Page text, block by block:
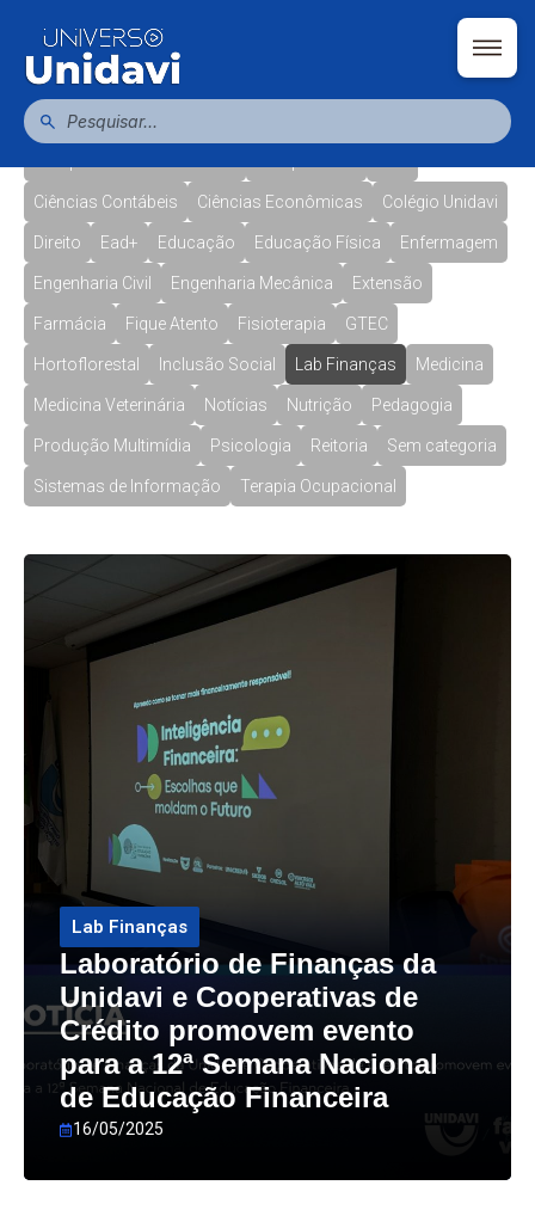
Administração Agronomia
Biomedicina
Ciências Contábeis Ciências Econômicas Colégio Unidavi
Direito Ead+ Educação Educação Física Enfermagem
Engenharia Civil Engenharia Mecânica Extensão
Farmácia Fique Atento Fisioterapia GTEC
Hortoflorestal Inclusão Social Lab Finanças Medicina
Medicina Veterinária Notícias Nutrição Pedagogia
Produção Multimídia Psicologia Reitoria Sem categoria
Sistemas de Informação Terapia Ocupacional
Lab Finanças
Laboratório de Finanças da
Unidavi e Cooperativas de
Crédito promovem evento
para a 12ª Semana Nacional
de Educação Financeira
16/05/2025